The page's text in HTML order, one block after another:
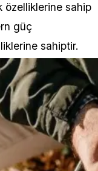
özelliklerine sahip
güç
sahiptir.